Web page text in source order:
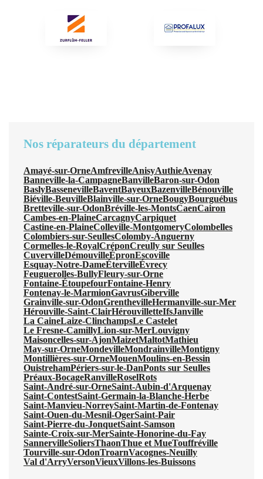
Nos réparateurs du département
Amayé-sur-OrneAmfrevilleAnisyAuthieAvenay
Banneville-la-CampagneBanvilleBaron-sur-Odon
BaslyBassenevilleBaventBayeuxBazenvilleBénouville
Biéville-BeuvilleBlainville-sur-OrneBougyBourguébus
Bretteville-sur-OdonBréville-les-MontsCaenCairon
Cambes-en-PlaineCarcagnyCarpiquet
Castine-en-PlaineColleville-MontgomeryColombelles
Colombiers-sur-SeullesColomby-Anguerny
Cormelles-le-RoyalCréponCreully sur Seulles
CuvervilleDémouvilleÉpronEscoville
Esquay-Notre-DameÉtervilleÉvrecy
Feuguerolles-BullyFleury-sur-Orne
Fontaine-ÉtoupefourFontaine-Henry
Fontenay-le-MarmionGavrusGiberville
Grainville-sur-OdonGrenthevilleHermanville-sur-Mer
Hérouville-Saint-ClairHérouvilletteIfsJanville
La CaineLaize-ClinchampsLe Castelet
Le Fresne-CamillyLion-sur-MerLouvigny
Maisoncelles-sur-AjonMaizetMaltotMathieu
May-sur-OrneMondevilleMondrainvilleMontigny
Montillières-sur-OrneMouenMoulins-en-Bessin
OuistrehamPériers-sur-le-DanPonts sur Seulles
Préaux-BocageRanvilleRoselRots
Saint-André-sur-OrneSaint-Aubin-d'Arquenay
Saint-ContestSaint-Germain-la-Blanche-Herbe
Saint-Manvieu-NorreySaint-Martin-de-Fontenay
Saint-Ouen-du-Mesnil-OgerSaint-Pair
Saint-Pierre-du-JonquetSaint-Samson
Sainte-Croix-sur-MerSainte-Honorine-du-Fay
SannervilleSoliersThaonThue et MueTouffréville
Tourville-sur-OdonTroarnVacognes-Neuilly
Val d'ArryVersonVieuxVillons-les-Buissons